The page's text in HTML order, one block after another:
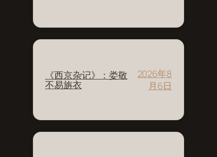
《西京杂记》：娄敬
不易旃衣
2026年8
月6日